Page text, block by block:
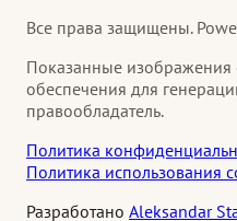
Все права защищены.
Показанные
обеспечения для
правообладатель.
Политика
Политика использования
Разработано Aleksandar